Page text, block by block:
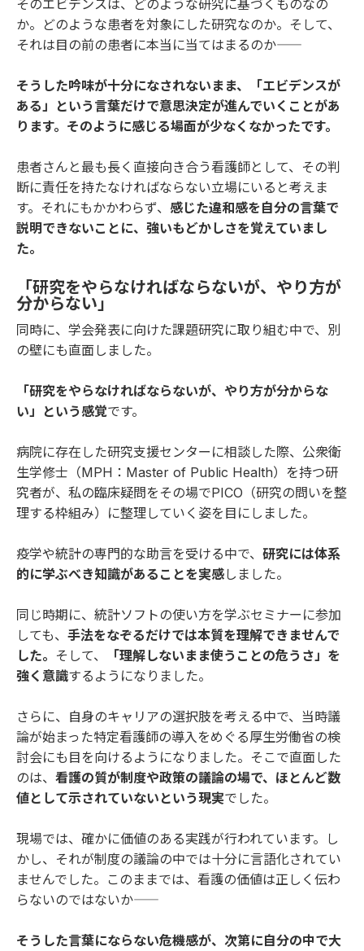
そのエビデンスは、どのような研究に基づくものなの
か。どのような患者を対象にした研究なのか。そして、
それは目の前の患者に本当に当てはまるのか――
そうした吟味が十分になされないまま、「エビデンスが
ある」という言葉だけで意思決定が進んでいくことがあ
ります。そのように感じる場面が少なくなかったです。
患者さんと最も長く直接向き合う看護師として、その判
断に責任を持たなければならない立場にいると考えま
す。それにもかかわらず、 感じた違和感を自分の言葉で
説明できないことに、強いもどかしさを覚えていまし
た。
「研究をやらなければならないが、やり方が
分からない」
同時に、学会発表に向けた課題研究に取り組む中で、別
の壁にも直面しました。
「研究をやらなければならないが、やり方が分からな
い」という感覚です。
病院に存在した研究支援センターに相談した際、公衆衛
生学修士（MPH：Master of Public Health）を持つ研
究者が、私の臨床疑問をその場でPICO（研究の問いを整
理する枠組み）に整理していく姿を目にしました。
疫学や統計の専門的な助言を受ける中で、 研究には体系
的に学ぶべき知識があることを実感しました。
同じ時期に、統計ソフトの使い方を学ぶセミナーに参加
しても、 手法をなぞるだけでは本質を理解できませんで
した。 そして、
「理解しないまま使うことの危うさ」を
強く意識するようになりました。
さらに、自身のキャリアの選択肢を考える中で、当時議
論が始まった特定看護師の導入をめぐる厚生労働省の検
討会にも目を向けるようになりました。そこで直面した
のは、 看護の質が制度や政策の議論の場で、ほとんど数
値として示されていないという現実でした。
現場では、確かに価値のある実践が行われています。し
かし、それが制度の議論の中では十分に言語化されてい
ませんでした。このままでは、看護の価値は正しく伝わ
らないのではないか――
そうした言葉にならない危機感が、次第に自分の中で大